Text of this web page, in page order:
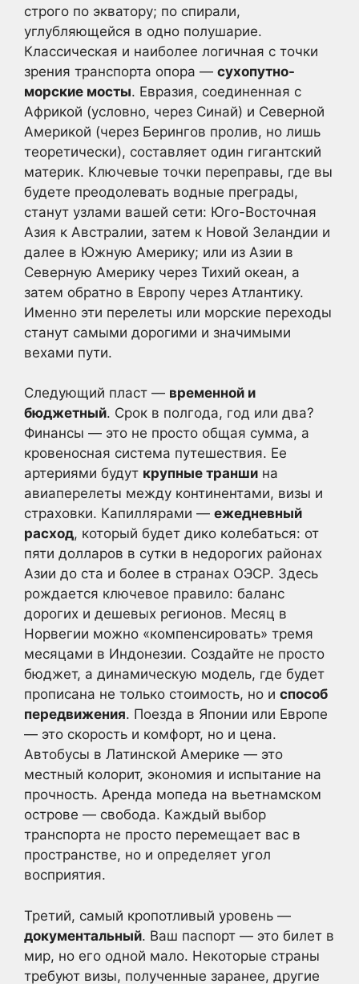
строго по экватору; по спирали,
углубляющейся в одно полушарие.
Классическая и наиболее логичная с точки
зрения транспорта опора — сухопутно-
морские мосты. Евразия, соединенная с
Африкой (условно, через Синай) и Северной
Америкой (через Берингов пролив, но лишь
теоретически), составляет один гигантский
материк. Ключевые точки переправы, где вы
будете преодолевать водные преграды,
станут узлами вашей сети: Юго-Восточная
Азия к Австралии, затем к Новой Зеландии и
далее в Южную Америку; или из Азии в
Северную Америку через Тихий океан, а
затем обратно в Европу через Атлантику.
Именно эти перелеты или морские переходы
станут самыми дорогими и значимыми
вехами пути.
Следующий пласт — временной и
бюджетный. Срок в полгода, год или два?
Финансы — это не просто общая сумма, а
кровеносная система путешествия. Ее
артериями будут крупные транши на
авиаперелеты между континентами, визы и
страховки. Капиллярами — ежедневный
расход, который будет дико колебаться: от
пяти долларов в сутки в недорогих районах
Азии до ста и более в странах ОЭСР. Здесь
рождается ключевое правило: баланс
дорогих и дешевых регионов. Месяц в
Норвегии можно «компенсировать» тремя
месяцами в Индонезии. Создайте не просто
бюджет, а динамическую модель, где будет
прописана не только стоимость, но и способ
передвижения. Поезда в Японии или Европе
— это скорость и комфорт, но и цена.
Автобусы в Латинской Америке — это
местный колорит, экономия и испытание на
прочность. Аренда мопеда на вьетнамском
острове — свобода. Каждый выбор
транспорта не просто перемещает вас в
пространстве, но и определяет угол
восприятия.
Третий, самый кропотливый уровень —
документальный. Ваш паспорт — это билет в
мир, но его одной мало. Некоторые страны
требуют визы, полученные заранее, другие